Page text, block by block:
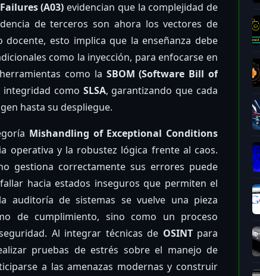
(A03) evidencian que la complejidad de
de terceros son ahora los vectores de
esto implica que la enseñanza debe
como la inyección, para enfocarse en
como la SBOM (Software Bill of
como SLSA, garantizando que cada
hasta su despliegue.
Mishandling of Exceptional Conditions
operativa y la robustez lógica frente al caos.
gestiona correctamente sus errores puede
hacia estados inseguros que permiten el
auditoría de sistemas se vuelve una pieza
de cumplimiento, sino como un proceso
Al integrar técnicas de OSINTpara
pruebas de estrés sobre el manejo de
a las amenazas modernas y construir